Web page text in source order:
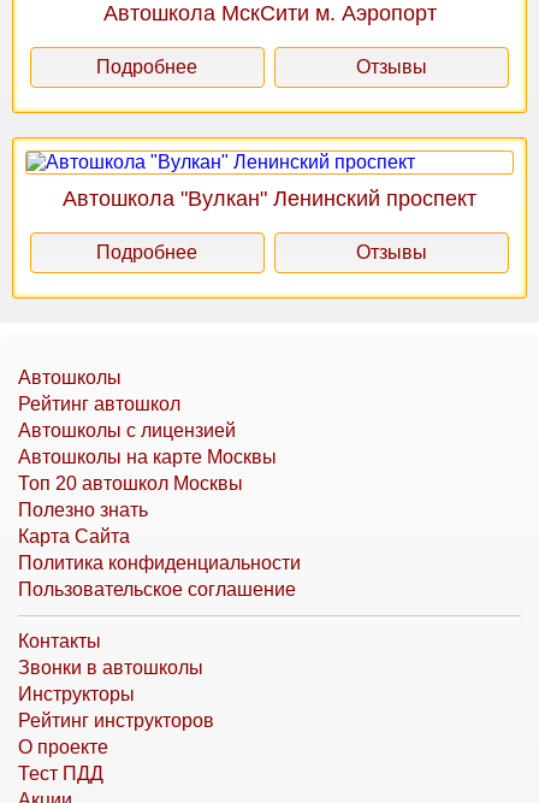
Автошкола МскСити м. Аэропорт
Подробнее Отзывы
Автошкола "Вулкан" Ленинский проспект
Подробнее Отзывы
Автошколы
Рейтинг автошкол
Автошколы с лицензией
Автошколы на карте Москвы
Топ 20 автошкол Москвы
Полезно знать
Карта Сайта
Политика конфиденциальности
Пользовательское соглашение
Контакты
Звонки в автошколы
Инструкторы
Рейтинг инструкторов
О проекте
Тест ПДД